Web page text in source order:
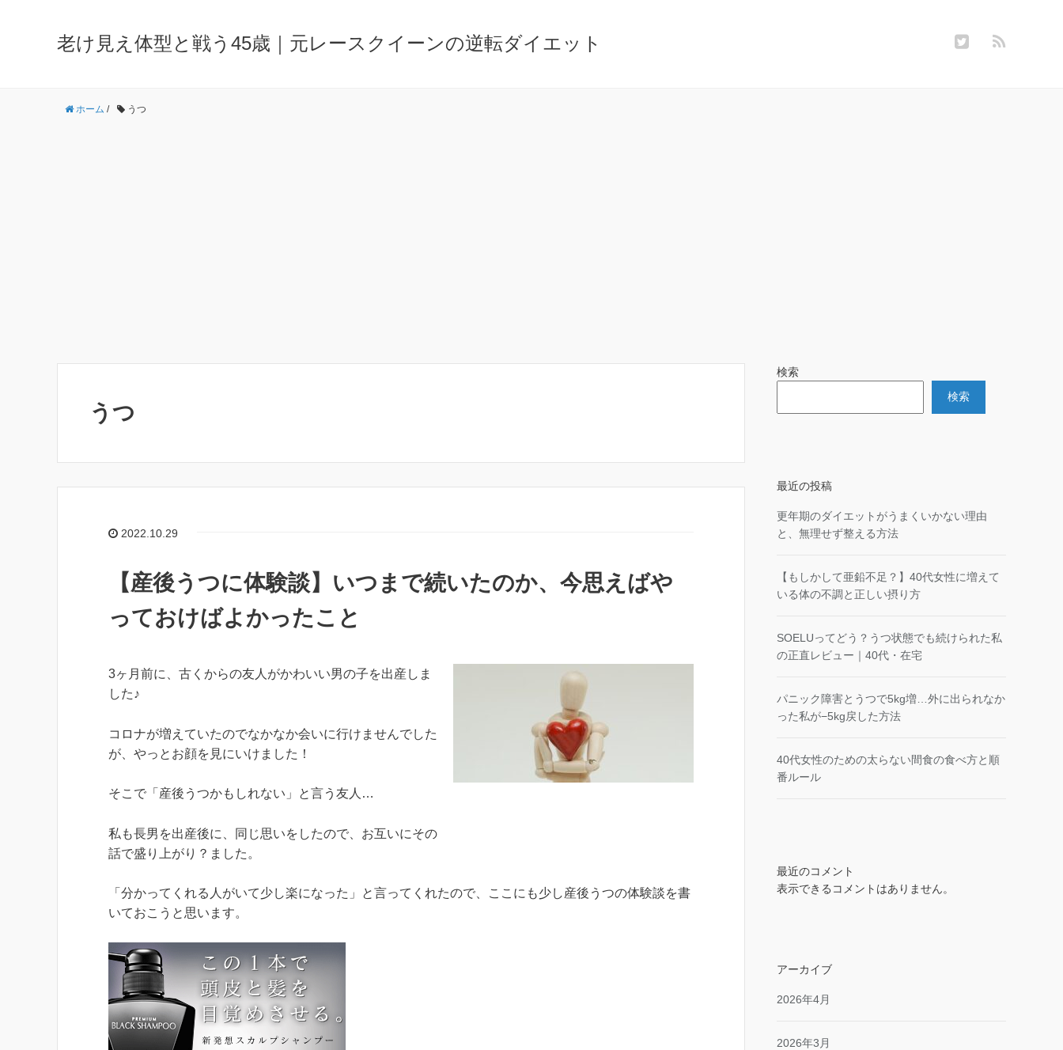
老け見え体型と戦う45歳｜元レースクイーンの逆転ダイエット
ホーム / うつ
うつ
2022.10.29
【産後うつに体験談】いつまで続いたのか、今思えばや
っておけばよかったこと
3ヶ月前に、古くからの友人がかわいい男の子を出産しま
した♪
コロナが増えていたのでなかなか会いに行けませんでした
が、やっとお顔を見にいけました！
そこで「産後うつかもしれない」と言う友人…
私も長男を出産後に、同じ思いをしたので、お互いにその
話で盛り上がり？ました。
「分かってくれる人がいて少し楽になった」と言ってくれたので、ここにも少し産後うつの体験談を書
いておこうと思います。
検索
検索
最近の投稿
更年期のダイエットがうまくいかない理由
と、無理せず整える方法
【もしかして亜鉛不足？】40代女性に増えて
いる体の不調と正しい摂り方
SOELUってどう？うつ状態でも続けられた私
の正直レビュー｜40代・在宅
パニック障害とうつで5kg増…外に出られなか
った私が−5kg戻した方法
40代女性のための太らない間食の食べ方と順
番ルール
最近のコメント
表示できるコメントはありません。
アーカイブ
2026年4月
2026年3月